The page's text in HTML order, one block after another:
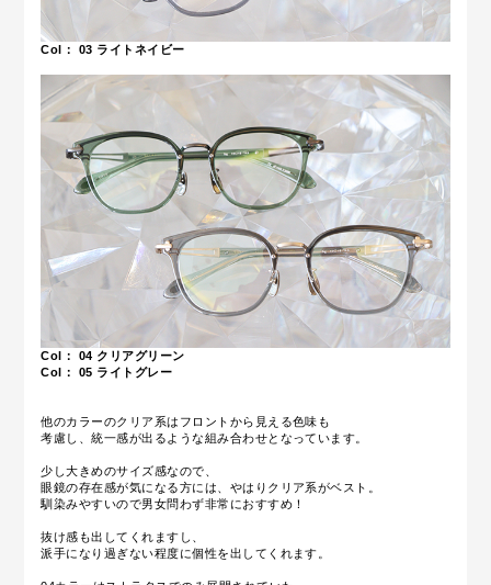
Col： 03 ライトネイビー
Col： 04 クリアグリーン
Col： 05 ライトグレー
他のカラーのクリア系はフロントから見える色味も
考慮し、統一感が出るような組み合わせとなっています。
少し大きめのサイズ感なので、
眼鏡の存在感が気になる方には、やはりクリア系がベスト。
馴染みやすいので男女問わず非常におすすめ！
抜け感も出してくれますし、
派手になり過ぎない程度に個性を出してくれます。